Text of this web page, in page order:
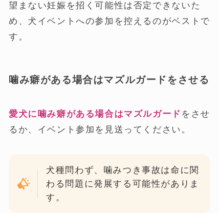
望まない妊娠を招く可能性は否定できないた
め、犬イベントへの参加を控えるのがベストで
す。
噛み癖がある場合はマズルガードをさせる
愛犬に噛み癖がある場合はマズルガード をさせ
るか、イベント参加を見送ってください。
犬種問わず、噛みつき事故は命に関
わる問題に発展する可能性がありま
す。